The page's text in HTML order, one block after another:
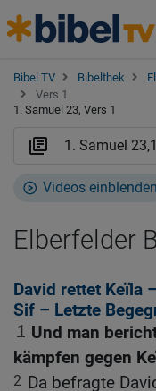
Bibel TV Bibelthek
Vers 1
1. Samuel 23, Vers 1
Videos einblenden
Elberfelder
David rettet Keïla
Sif – Letzte
1
Und man
kämpfen gegen
2 Da befragte